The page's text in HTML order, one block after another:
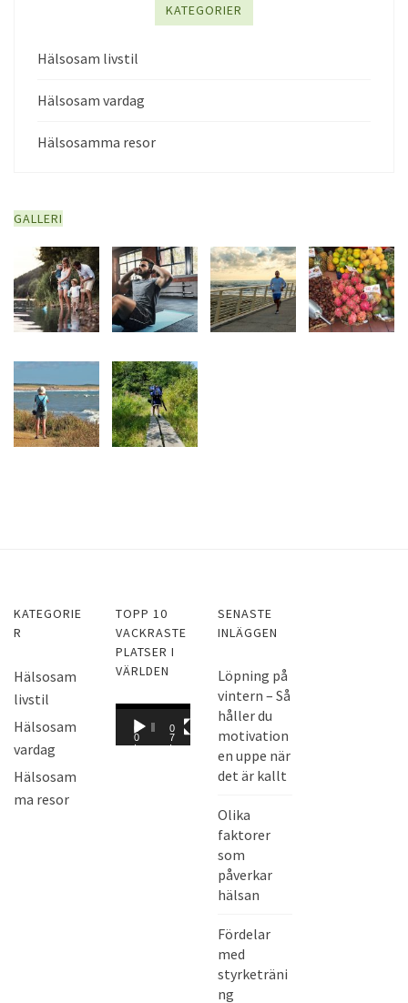
KATEGORIER
Hälsosam livstil
Hälsosam vardag
Hälsosamma resor
GALLERI
KATEGORIE
R
Hälsosam
livstil
Hälsosam
vardag
Hälsosam
ma resor
TOPP 10
VACKRASTE
PLATSER I
VÄRLDEN
V
0
0
:
0
7
:
SENASTE
INLÄGGEN
Löpning på
vintern – Så
håller du
motivation
en uppe när
det är kallt
Olika
faktorer
som
påverkar
hälsan
Fördelar
med
styrketräni
ng